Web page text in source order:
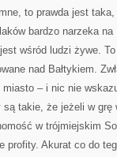
to prawda jest
bardzo narzeka na
wśród ludzi żywe.
nad Bałtykiem.
– i nic nie
takie, że jeżeli w
w trójmiejskim
profity. Akurat co do